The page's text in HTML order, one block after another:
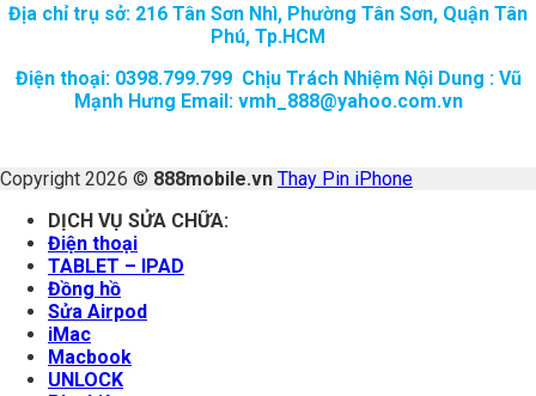
Địa chỉ trụ sở: 216 Tân Sơn Nhì, Phường Tân Sơn, Quận Tân
Phú, Tp.HCM
Điện thoại: 0398.799.799 Chịu Trách Nhiệm Nội Dung : Vũ
Mạnh Hưng Email: vmh_888@yahoo.com.vn
Copyright 2026 © 888mobile.vn Thay Pin iPhone
DỊCH VỤ SỬA CHỮA:
Điện thoại
TABLET – IPAD
Đồng hồ
Sửa Airpod
iMac
Macbook
UNLOCK